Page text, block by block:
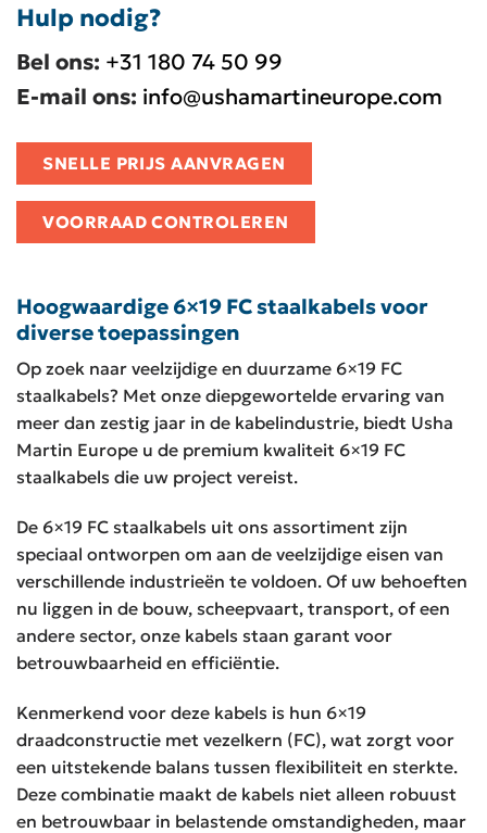
Hulp nodig?
Bel ons: +31 180 74 50 99
E-mail ons: info@ushamartineurope.com
SNELLE PRIJS AANVRAGEN
VOORRAAD CONTROLEREN
Hoogwaardige 6×19 FC staalkabels voor
diverse toepassingen
Op zoek naar veelzijdige en duurzame 6×19 FC
staalkabels? Met onze diepgewortelde ervaring van
meer dan zestig jaar in de kabelindustrie, biedt Usha
Martin Europe u de premium kwaliteit 6×19 FC
staalkabels die uw project vereist.
De 6×19 FC staalkabels uit ons assortiment zijn
speciaal ontworpen om aan de veelzijdige eisen van
verschillende industrieën te voldoen. Of uw behoeften
nu liggen in de bouw, scheepvaart, transport, of een
andere sector, onze kabels staan garant voor
betrouwbaarheid en efficiëntie.
Kenmerkend voor deze kabels is hun 6×19
draadconstructie met vezelkern (FC), wat zorgt voor
een uitstekende balans tussen flexibiliteit en sterkte.
Deze combinatie maakt de kabels niet alleen robuust
en betrouwbaar in belastende omstandigheden, maar